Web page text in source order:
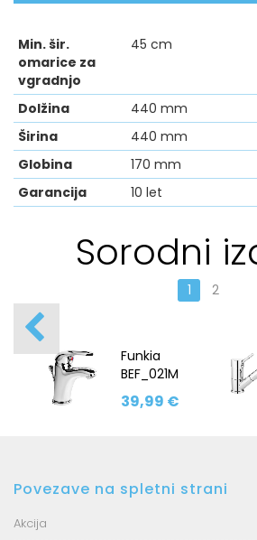
Min. šir.
omarice za
vgradnjo
45 cm
Dolžina
440 mm
Širina
440 mm
Globina
170 mm
Garancija
10 let
Sorodni
1 2
Funkia
BEF_021M
39,99 €
Povezave na spletni strani
Akcija